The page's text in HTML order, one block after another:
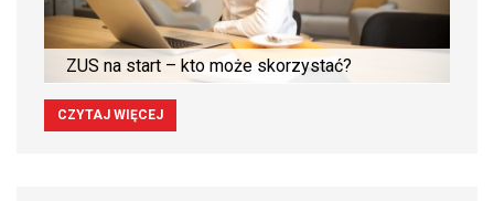
ZUS na start – kto może skorzystać?
CZYTAJ WIĘCEJ